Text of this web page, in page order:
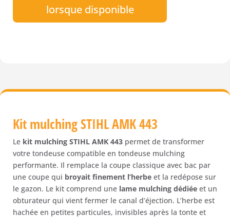
lorsque disponible
Kit mulching STIHL AMK 443
Le kit mulching STIHL AMK 443 permet de transformer
votre tondeuse compatible en tondeuse mulching
performante. Il remplace la coupe classique avec bac par
une coupe qui broyait finement l’herbe et la redépose sur
le gazon. Le kit comprend une lame mulching dédiée et un
obturateur qui vient fermer le canal d’éjection. L’herbe est
hachée en petites particules, invisibles après la tonte et